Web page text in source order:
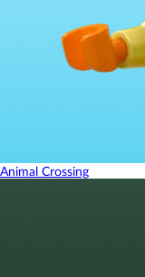
Animal Crossing